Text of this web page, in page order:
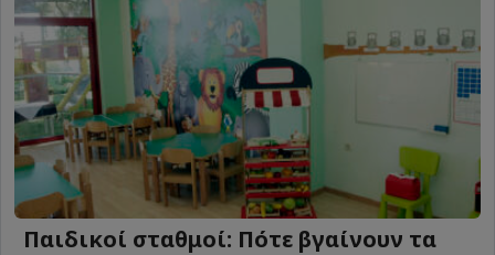
Παιδικοί σταθμοί: Πότε βγαίνουν τα